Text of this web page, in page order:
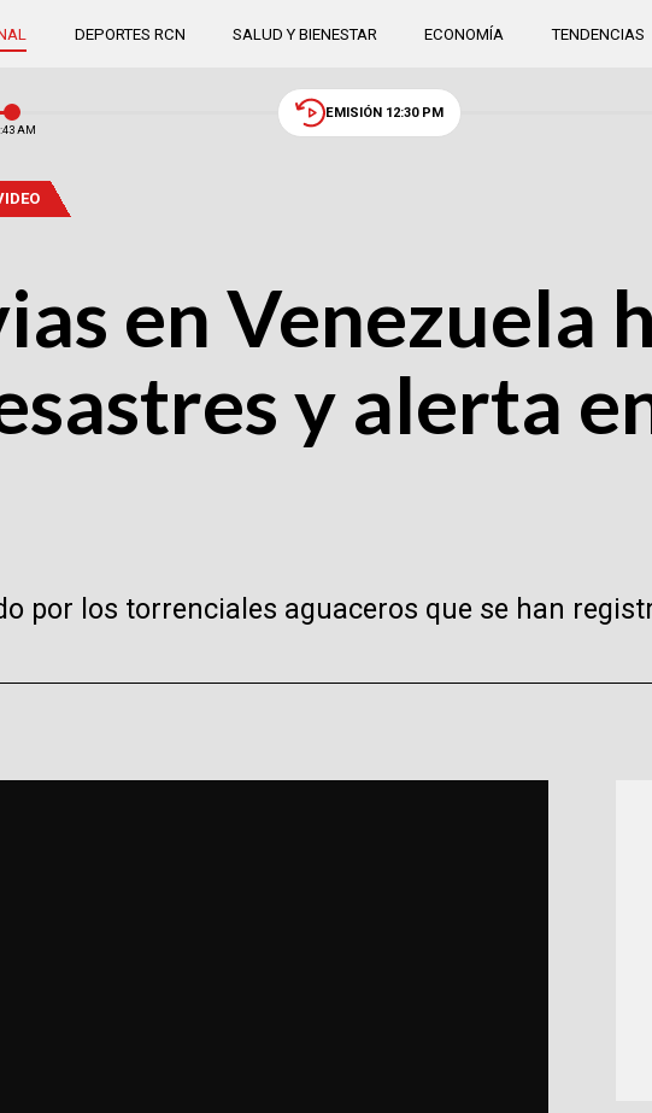
DEPORTES RCN SALUD Y BIENESTAR ECONOMÍA TENDENCIAS
AM
EMISIÓN 12:30 PM
en Venezuela
y alerta
por los torrenciales aguaceros que se han